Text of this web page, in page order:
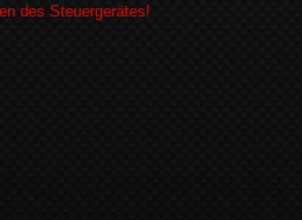
des Steuergerätes!